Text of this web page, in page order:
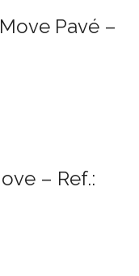
Pavé –
– Ref.: